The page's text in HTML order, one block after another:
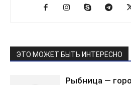
ЭТО МОЖЕТ БЫТЬ ИНТЕРЕСНО
Рыбница —